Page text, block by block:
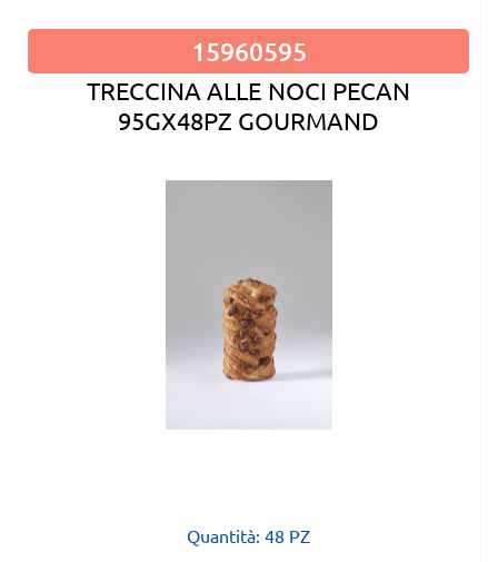
15960595
TRECCINA ALLE NOCI PECAN
95GX48PZ GOURMAND
Quantità: 48 PZ